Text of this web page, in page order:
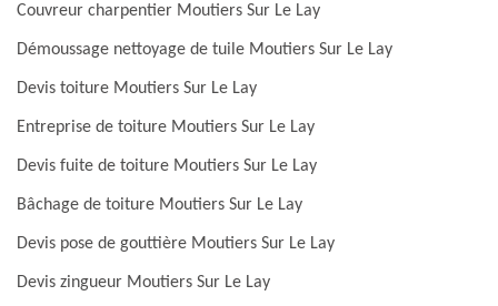
Couvreur charpentier Moutiers Sur Le Lay
Démoussage nettoyage de tuile Moutiers Sur Le Lay
Devis toiture Moutiers Sur Le Lay
Entreprise de toiture Moutiers Sur Le Lay
Devis fuite de toiture Moutiers Sur Le Lay
Bâchage de toiture Moutiers Sur Le Lay
Devis pose de gouttière Moutiers Sur Le Lay
Devis zingueur Moutiers Sur Le Lay